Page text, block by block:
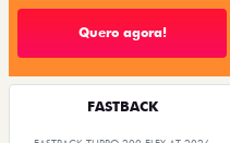
Quero agora!
FASTBACK